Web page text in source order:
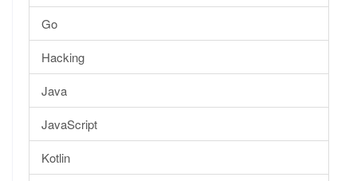
Go
Hacking
Java
JavaScript
Kotlin